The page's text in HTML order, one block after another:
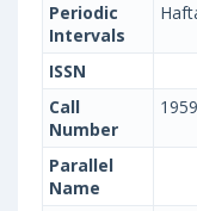
Periodic
Intervals
ISSN
Call
Number
Parallel
Name